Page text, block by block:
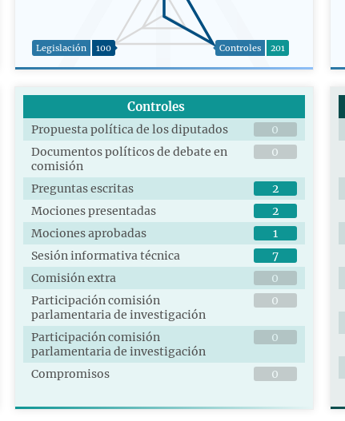
Legislación 100 Controles 201
Controles
Propuesta política de los diputados
0
Documentos políticos de debate en
comisión
0
Preguntas escritas
2
Mociones presentadas
2
Mociones aprobadas
1
Sesión informativa técnica
7
Comisión extra
0
Participación comisión
parlamentaria de investigación
0
Participación comisión
parlamentaria de investigación
0
Compromisos 0